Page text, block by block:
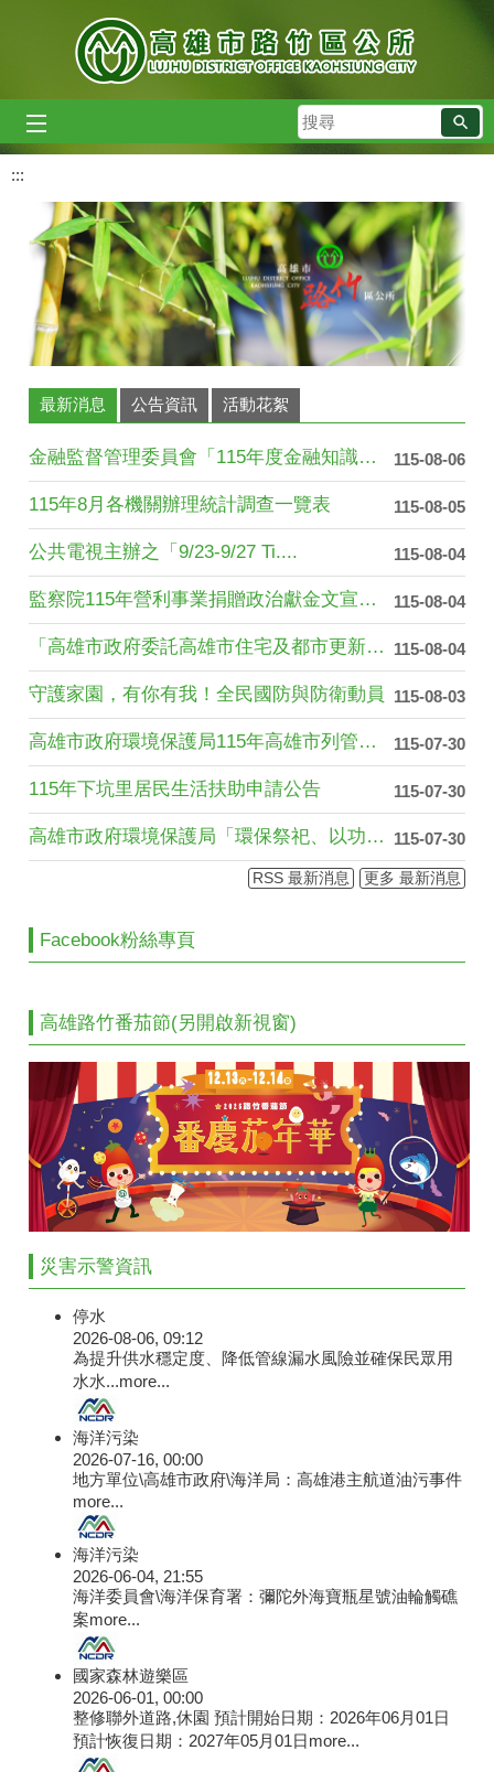
跳到主要內容區塊
搜
尋
:::
最新消息 公告資訊 活動花絮
115-08-06
金融監督管理委員會「115年度金融知識線....
115-08-05
115年8月各機關辦理統計調查一覽表
115-08-04
公共電視主辦之「9/23-9/27 Ti....
115-08-04
監察院115年營利事業捐贈政治獻金文宣（....
115-08-04
「高雄市政府委託高雄市住宅及都市更新中心....
115-08-03
守護家園，有你有我！全民國防與防衛動員
115-07-30
高雄市政府環境保護局115年高雄市列管公....
115-07-30
115年下坑里居民生活扶助申請公告
115-07-30
高雄市政府環境保護局「環保祭祀、以功代金....
RSS 最新消息 更多 最新消息
Facebook粉絲專頁
高雄路竹番茄節(另開啟新視窗)
災害示警資訊
停水
2026-08-06, 09:12
為提升供水穩定度、降低管線漏水風險並確保民眾用
水水...more...
海洋污染
2026-07-16, 00:00
地方單位\高雄市政府\海洋局：高雄港主航道油污事件
more...
海洋污染
2026-06-04, 21:55
海洋委員會\海洋保育署：彌陀外海寶瓶星號油輪觸礁
案more...
國家森林遊樂區
2026-06-01, 00:00
整修聯外道路,休園 預計開始日期：2026年06月01日
預計恢復日期：2027年05月01日more...